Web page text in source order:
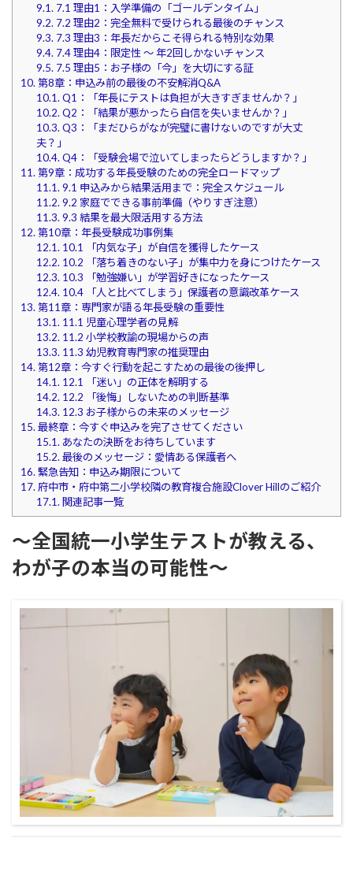
9.1. 7.1 理由1：入学準備の「ゴールデンタイム」
9.2. 7.2 理由2：完全無料で受けられる最後のチャンス
9.3. 7.3 理由3：年長だからこそ得られる特別な効果
9.4. 7.4 理由4：限定性 ～ 年2回しかないチャンス
9.5. 7.5 理由5：お子様の「今」を大切にする証
10. 第8章：申込み前の最後の不安解消Q&A
10.1. Q1：「年長にテストは負担が大きすぎませんか？」
10.2. Q2：「結果が悪かったら自信を失いませんか？」
10.3. Q3：「まだひらがなが完璧に書けないのですが大丈
夫？」
10.4. Q4：「受験会場で泣いてしまったらどうしますか？」
11. 第9章：成功する年長受験のための完全ロードマップ
11.1. 9.1 申込みから結果活用まで：完全スケジュール
11.2. 9.2 家庭でできる事前準備（やりすぎ注意）
11.3. 9.3 結果を最大限活用する方法
12. 第10章：年長受験成功事例集
12.1. 10.1 「内気な子」が自信を獲得したケース
12.2. 10.2 「落ち着きのない子」が集中力を身につけたケース
12.3. 10.3 「勉強嫌い」が学習好きになったケース
12.4. 10.4 「人と比べてしまう」保護者の意識改革ケース
13. 第11章：専門家が語る年長受験の重要性
13.1. 11.1 児童心理学者の見解
13.2. 11.2 小学校教諭の現場からの声
13.3. 11.3 幼児教育専門家の推奨理由
14. 第12章：今すぐ行動を起こすための最後の後押し
14.1. 12.1 「迷い」の正体を解明する
14.2. 12.2 「後悔」しないための判断基準
14.3. 12.3 お子様からの未来のメッセージ
15. 最終章：今すぐ申込みを完了させてください
15.1. あなたの決断をお待ちしています
15.2. 最後のメッセージ：愛情ある保護者へ
16. 緊急告知：申込み期限について
17. 府中市・府中第二小学校隣の教育複合施設Clover Hillのご紹介
17.1. 関連記事一覧
～全国統一小学生テストが教える、
わが子の本当の可能性～